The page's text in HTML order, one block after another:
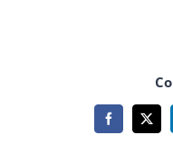
Facebook
X